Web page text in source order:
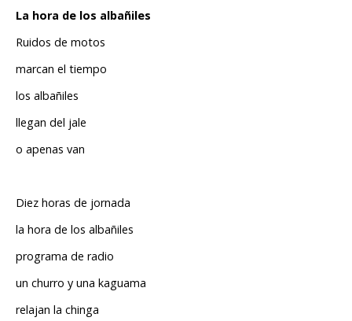
La hora de los albañiles
Ruidos de motos
marcan el tiempo
los albañiles
llegan del jale
o apenas van
Diez horas de jornada
la hora de los albañiles
programa de radio
un churro y una kaguama
relajan la chinga